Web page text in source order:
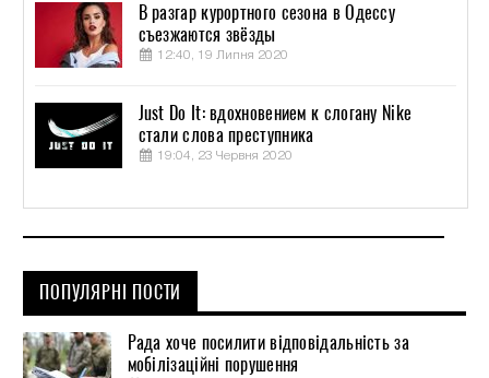
В разгар курортного сезона в Одессу
съезжаются звёзды
12:40, 19 Липня 2020
Just Do It: вдохновением к слогану Nike
стали слова преступника
19:04, 23 Червня 2020
ПОПУЛЯРНІ ПОСТИ
Рада хоче посилити відповідальність за
мобілізаційні порушення